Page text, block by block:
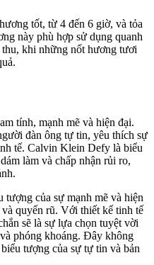
tốt, từ 4 đến 6 giờ, và tỏa
này phù hợp sử dụng quanh
thu, khi những nốt hương tươi
tính, mạnh mẽ và hiện đại.
đàn ông tự tin, yêu thích sự
tế. Calvin Klein Defy là biểu
làm và chấp nhận rủi ro,
của sự mạnh mẽ và hiện
quyến rũ. Với thiết kế tinh tế
sẽ là sự lựa chọn tuyệt vời
phóng khoáng. Đây không
tượng của sự tự tin và bản